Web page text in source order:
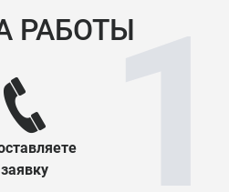
РАБОТЫ
заявку